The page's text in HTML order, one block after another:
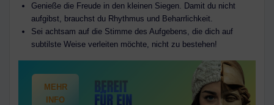
Genieße die Freude in den kleinen Siegen. Damit du nicht
aufgibst, brauchst du Rhythmus und Beharrlichkeit.
Sei achtsam auf die Stimme des Aufgebens, die dich auf
subtilste Weise verleiten möchte, nicht zu bestehen!
MEHR
INFO